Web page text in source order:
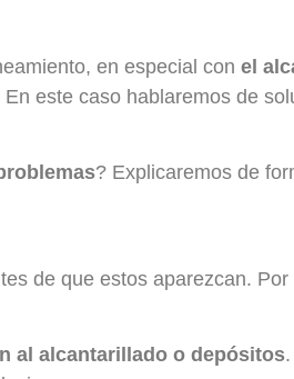
en especial con el
este caso hablaremos de
? Explicaremos de
de que estos aparezcan. Por
al alcantarillado o depósitos